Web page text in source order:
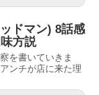
ドマン) 8話感
方説
を書いていきま
ンチが店に来た理